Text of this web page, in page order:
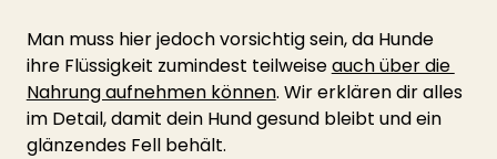
Man muss hier jedoch vorsichtig sein, da Hunde
ihre Flüssigkeit zumindest teilweise auch über die
Nahrung aufnehmen können. Wir erklären dir alles
im Detail, damit dein Hund gesund bleibt und ein
glänzendes Fell behält.